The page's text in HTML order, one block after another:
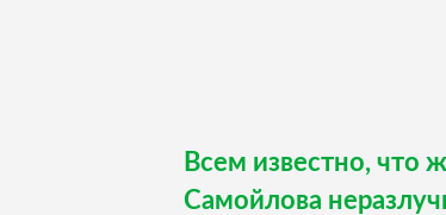
Всем известно, что
Самойлова